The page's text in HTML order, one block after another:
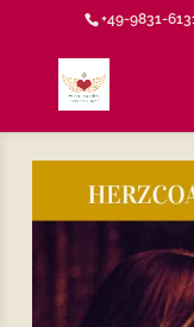
+49-9831-